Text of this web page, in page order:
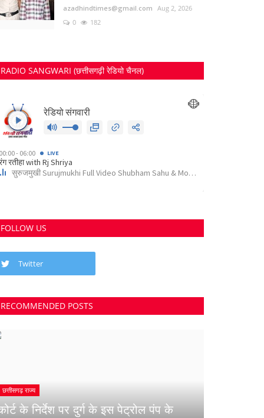
azadhindtimes@gmail.com Aug 2, 2026
0
182
RADIO SANGWARI (छत्तीसगढ़ी रेडियो चैनल)
FOLLOW US
Twitter
RECOMMENDED POSTS
छत्तीसगढ़ राज्य
के निर्देश पर दुर्ग के इस पेट्रोल पंप के